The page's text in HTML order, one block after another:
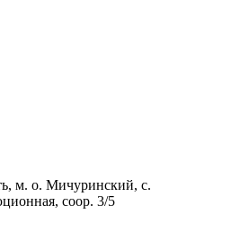
м. о. Мичуринский, с.
соор. 3/5